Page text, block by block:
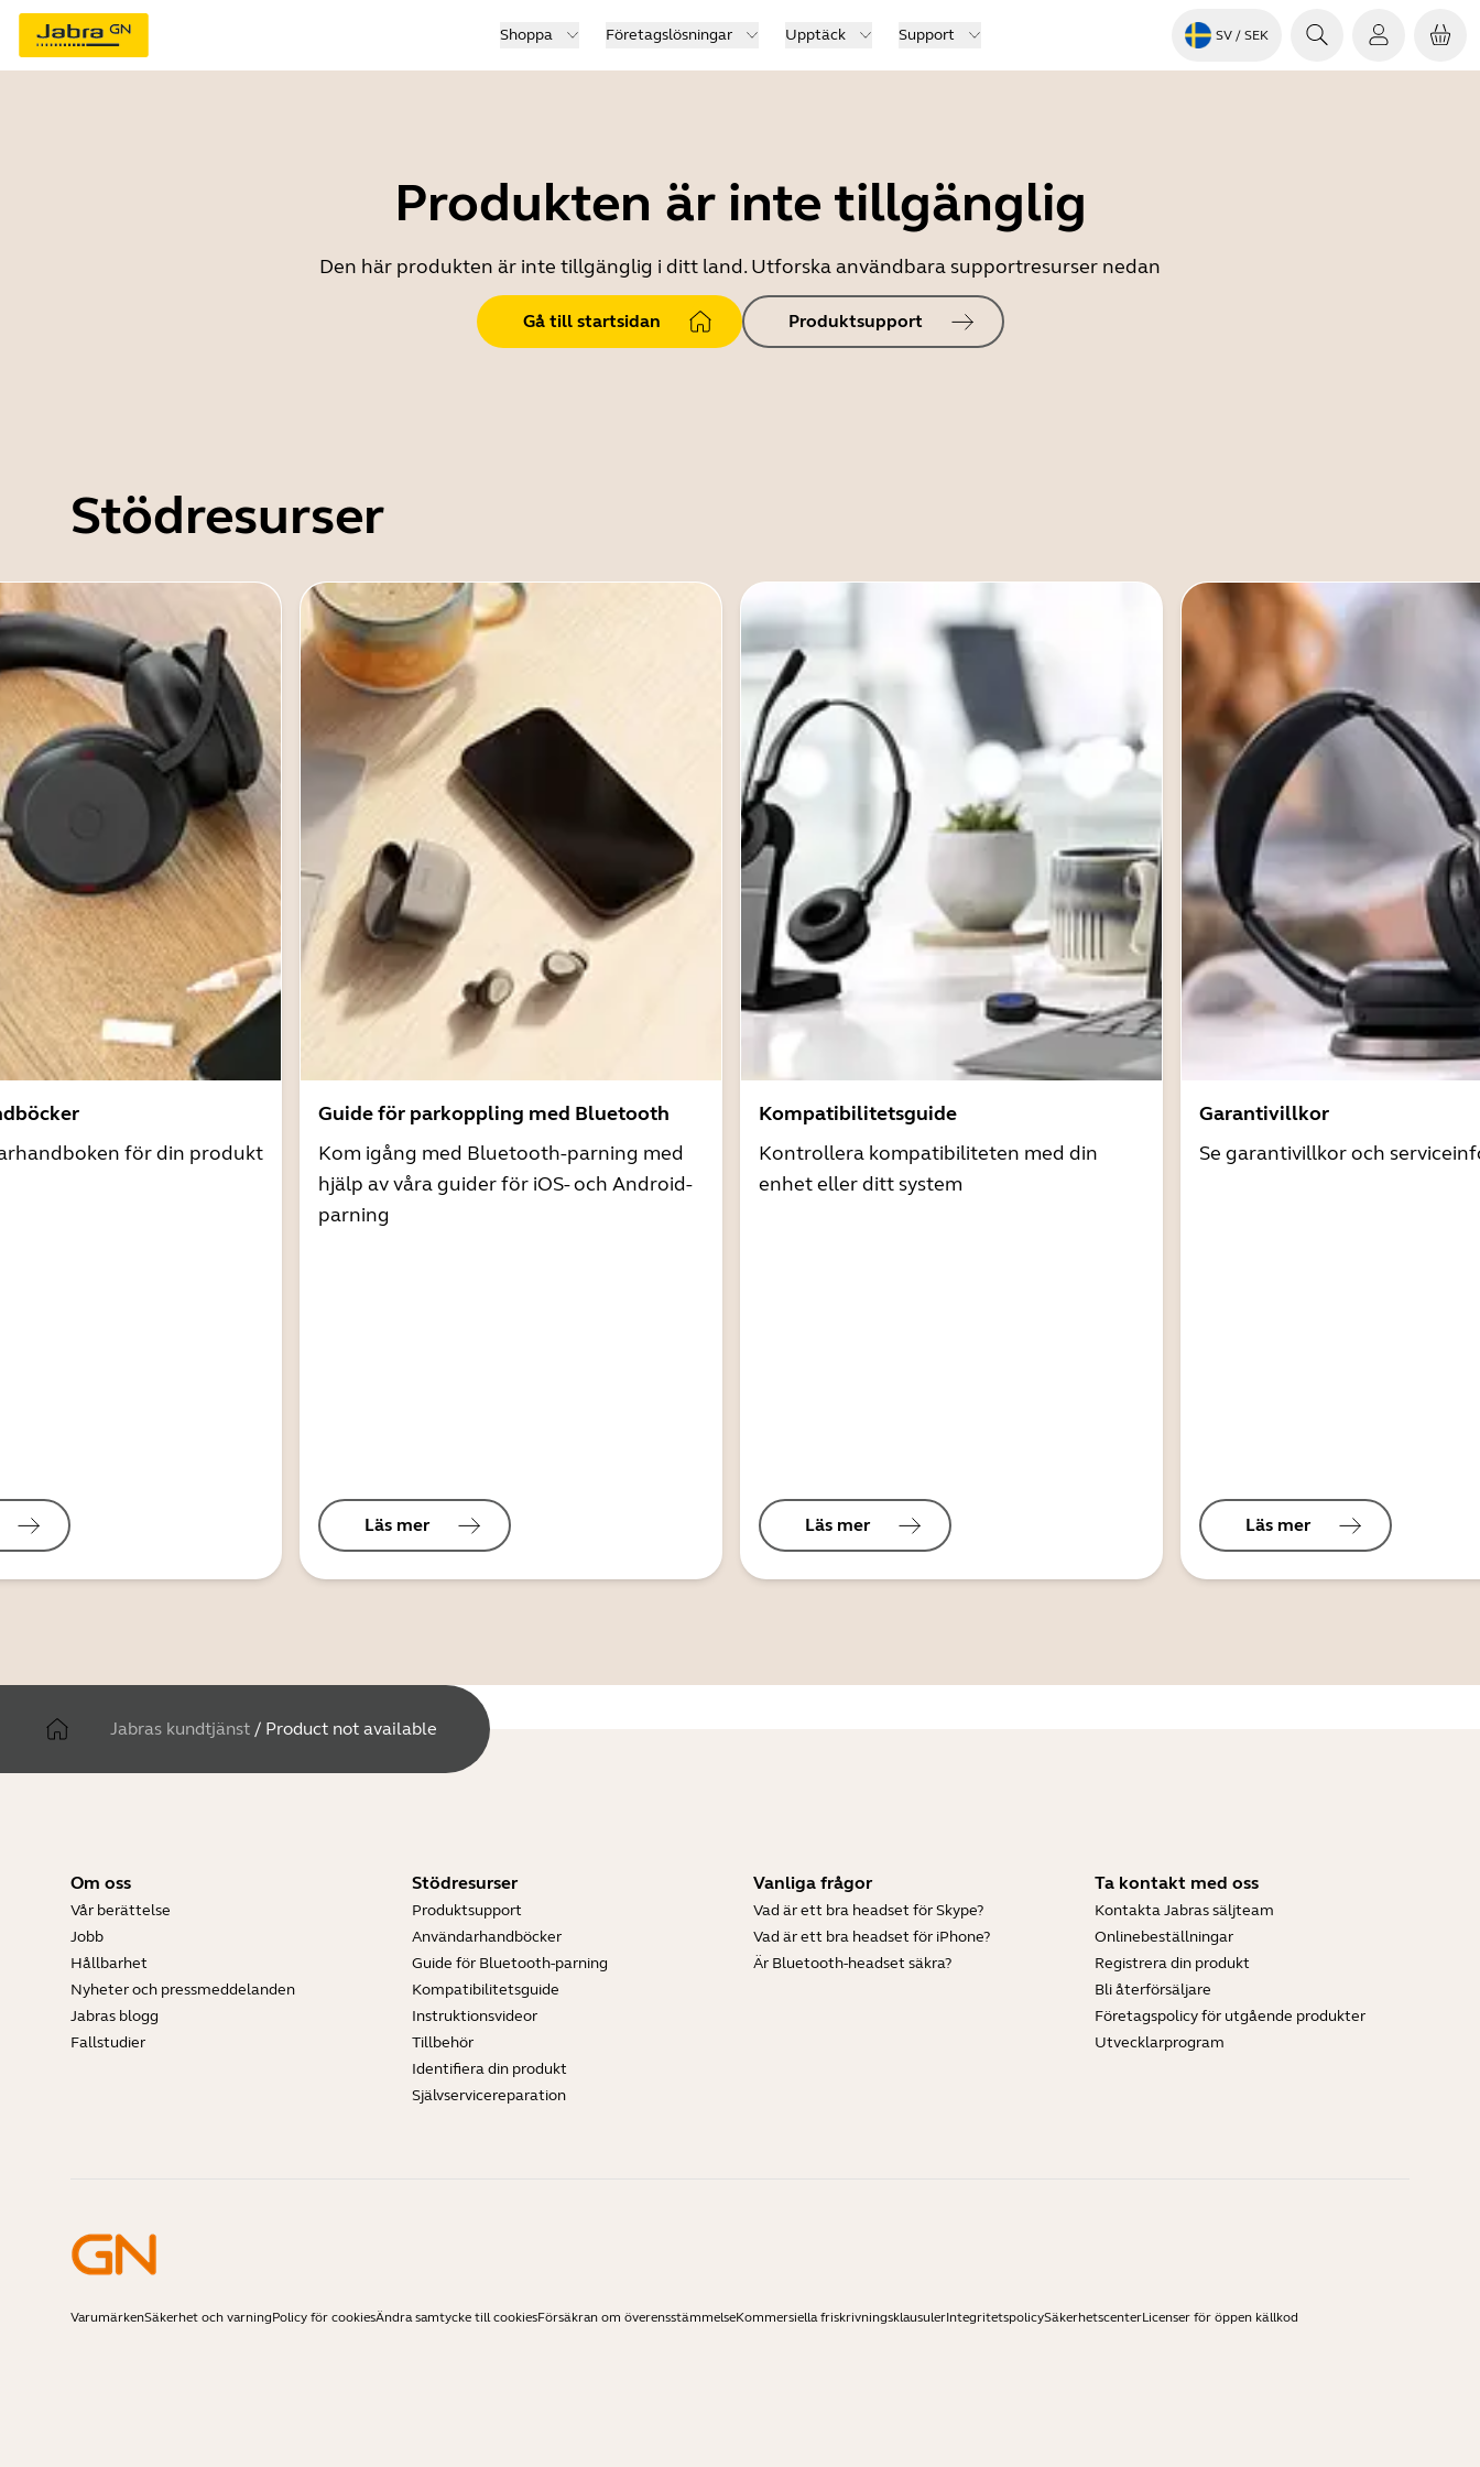
Shoppa Företagslösningar Upptäck Support SV / SEK
Produkten är inte tillgänglig
Den här produkten är inte tillgänglig i ditt land. Utforska användbara supportresurser nedan
Gå till startsidan Produktsupport
Stödresurser
för din produkt
Guide för parkoppling med Bluetooth
Kom igång med Bluetooth-parning med
hjälp av våra guider för iOS- och Android-
parning
Läs mer
Kompatibilitetsguide
Kontrollera kompatibiliteten med din
enhet eller ditt system
Läs mer
Garantivillkor
Se garantivillkor och
Läs mer
Jabras kundtjänst / Product not available
Om oss
Vår berättelse
Jobb
Hållbarhet
Nyheter och pressmeddelanden
Jabras blogg
Fallstudier
Stödresurser
Produktsupport
Användarhandböcker
Guide för Bluetooth-parning
Kompatibilitetsguide
Instruktionsvideor
Tillbehör
Identifiera din produkt
Självservicereparation
Vanliga frågor
Vad är ett bra headset för Skype?
Vad är ett bra headset för iPhone?
Är Bluetooth-headset säkra?
Ta kontakt med oss
Kontakta Jabras säljteam
Onlinebeställningar
Registrera din produkt
Bli återförsäljare
Företagspolicy för utgående produkter
Utvecklarprogram
VarumärkenSäkerhet och varningPolicy för cookiesÄndra samtycke till cookiesFörsäkran om överensstämmelseKommersiella friskrivningsklausulerIntegritetspolicySäkerhetscenterLicenser för öppen källkod